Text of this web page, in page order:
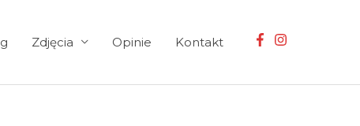
Zdjęcia Opinie Kontakt